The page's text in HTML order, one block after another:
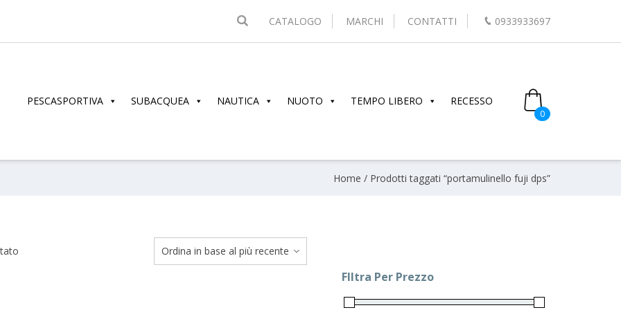
CATALOGO MARCHI CONTATTI 0933933697
PESCASPORTIVA SUBACQUEA NAUTICA NUOTO TEMPO LIBERO RECESSO
0
Home / Prodotti taggati “portamulinello fuji dps”
FIltra Per Prezzo